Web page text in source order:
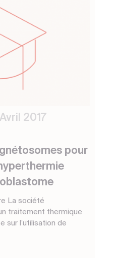
2017
pour
La société
traitement thermique
sur l’utilisation de